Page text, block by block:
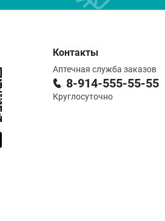
Контакты
Аптечная служба заказов
8-914-555-55-55
Круглосуточно